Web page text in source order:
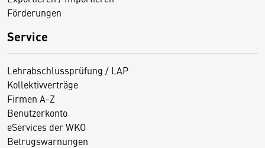
Förderungen
Service
Lehrabschlussprüfung / LAP
Kollektivverträge
Firmen A-Z
Benutzerkonto
eServices der WKO
Betrugswarnungen